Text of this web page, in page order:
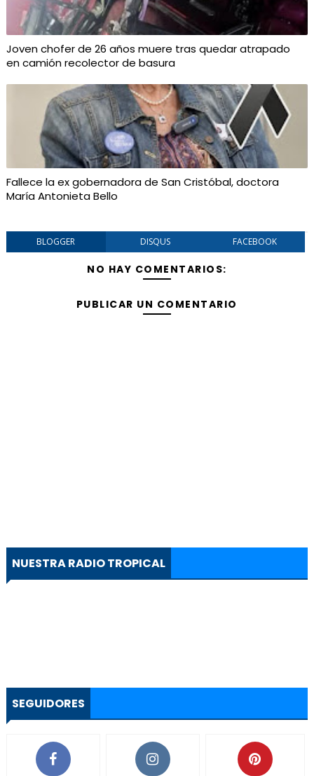
Joven chofer de 26 años muere tras quedar atrapado
en camión recolector de basura
Fallece la ex gobernadora de San Cristóbal, doctora
María Antonieta Bello
BLOGGER DISQUS FACEBOOK
NO HAY COMENTARIOS:
PUBLICAR UN COMENTARIO
NUESTRA RADIO TROPICAL
SEGUIDORES